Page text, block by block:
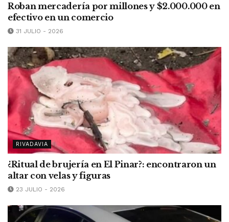
Roban mercadería por millones y $2.000.000 en
efectivo en un comercio
31 JULIO - 2026
RIVADAVIA
¿Ritual de brujería en El Pinar?: encontraron un
altar con velas y figuras
23 JULIO - 2026